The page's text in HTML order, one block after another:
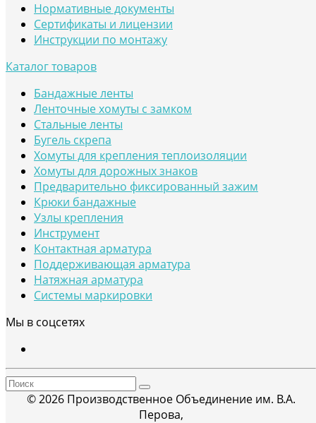
Нормативные документы
Сертификаты и лицензии
Инструкции по монтажу
Каталог товаров
Бандажные ленты
Ленточные хомуты с замком
Стальные ленты
Бугель скрепа
Хомуты для крепления теплоизоляции
Хомуты для дорожных знаков
Предварительно фиксированный зажим
Крюки бандажные
Узлы крепления
Инструмент
Контактная арматура
Поддерживающая арматура
Натяжная арматура
Системы маркировки
Мы в соцсетях
© 2026 Производственное Объединение им. В.А.
Перова,